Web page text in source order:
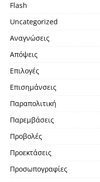
Flash
Uncategorized
Αναγνώσεις
Απόψεις
Επιλογές
Επισημάνσεις
Παραπολιτική
Παρεμβάσεις
Προβολές
Προεκτάσεις
Προσωπογραφίες